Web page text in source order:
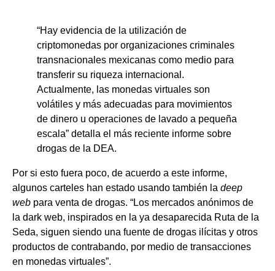
“Hay evidencia de la utilización de
criptomonedas por organizaciones criminales
transnacionales mexicanas como medio para
transferir su riqueza internacional.
Actualmente, las monedas virtuales son
volátiles y más adecuadas para movimientos
de dinero u operaciones de lavado a pequeña
escala” detalla el más reciente informe sobre
drogas de la DEA.
Por si esto fuera poco, de acuerdo a este informe,
algunos carteles han estado usando también la deep
web para venta de drogas. “Los mercados anónimos de
la dark web, inspirados en la ya desaparecida Ruta de la
Seda, siguen siendo una fuente de drogas ilícitas y otros
productos de contrabando, por medio de transacciones
en monedas virtuales”.